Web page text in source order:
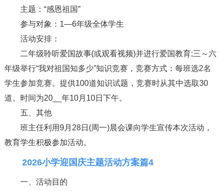
主题：“感恩祖国”
参与对象：1—6年级全体学生
活动安排：
二年级聆听爱国故事(或观看视频)并进行爱国教育;三～六
年级举行“我对祖国知多少”知识竞赛，竞赛方式：每班选2名
学生参加竞赛。提供100道知识试题，竞赛时从其中选取30
道。时间为20__年10月10日下午。
五、其他
班主任利用9月28日(周一)晨会课向学生宣传本次活动，
教育学生积极参加活动。
2026小学迎国庆主题活动方案篇4
一、活动目的